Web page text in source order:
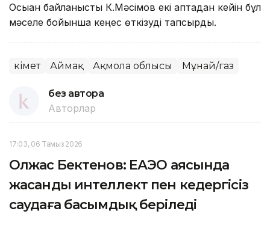
Осыған байланысты К.Мәсімов екі аптадан кейін бұл
мәселе бойынша кеңес өткізуді тапсырды.
Үкімет Аймақ Ақмола облысы Мұнай/газ
без автора
Авторлар
17:03, 06 Тамыз 2026
Олжас Бектенов: ЕАЭО аясында
жасанды интеллект пен кедергісіз
саудаға басымдық беріледі